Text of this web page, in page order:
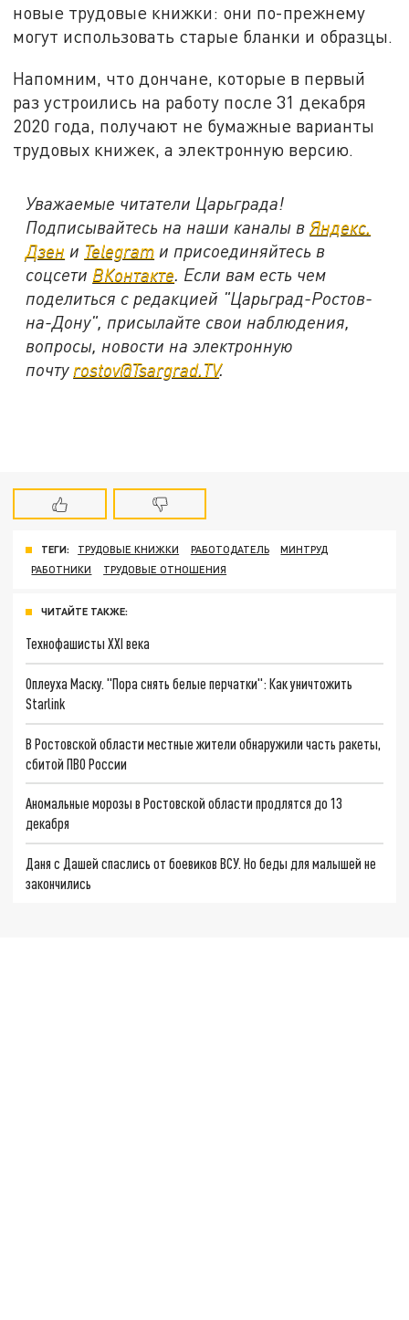
новые трудовые книжки: они по-прежнему
могут использовать старые бланки и образцы.
Напомним, что дончане, которые в первый
раз устроились на работу после 31 декабря
2020 года, получают не бумажные варианты
трудовых книжек, а электронную версию.
Уважаемые читатели Царьграда!
Подписывайтесь на наши каналы вЯндекс.
Дзен и Telegram и присоединяйтесь в
соцсети ВКонтакте. Если вам есть чем
поделиться с редакцией "Царьград-Ростов-
на-Дону", присылайте свои наблюдения,
вопросы, новости на электронную
почту rostov@Tsargrad.ТV.
ТЕГИ: ТРУДОВЫЕ КНИЖКИ РАБОТОДАТЕЛЬ
МИНТРУД
РАБОТНИКИ
ТРУДОВЫЕ ОТНОШЕНИЯ
ЧИТАЙТЕ ТАКЖЕ:
Технофашисты XXI века
Оплеуха Маску. "Пора снять белые перчатки": Как уничтожить
Starlink
В Ростовской области местные жители обнаружили часть ракеты,
сбитой ПВО России
Аномальные морозы в Ростовской области продлятся до 13
декабря
Даня с Дашей спаслись от боевиков ВСУ. Но беды для малышей не
закончились